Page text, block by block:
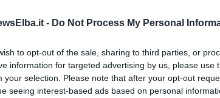
- Do Not Process My Personal
to opt-out of the sale, sharing to third parties, or
information for targeted advertising by us, please use
your selection. Please note that after your opt-out
seeing interest-based ads based on personal
che l’eleganza se non ce l’hai non puoi fingere di